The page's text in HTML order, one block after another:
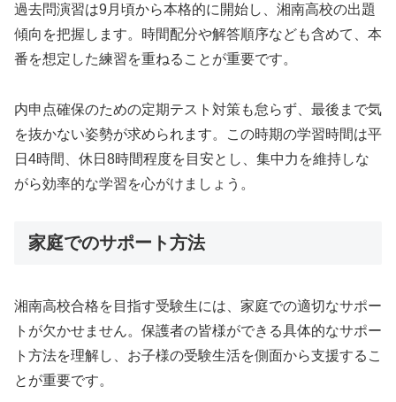
過去問演習は9月頃から本格的に開始し、湘南高校の出題
傾向を把握します。時間配分や解答順序なども含めて、本
番を想定した練習を重ねることが重要です。
内申点確保のための定期テスト対策も怠らず、最後まで気
を抜かない姿勢が求められます。この時期の学習時間は平
日4時間、休日8時間程度を目安とし、集中力を維持しな
がら効率的な学習を心がけましょう。
家庭でのサポート方法
湘南高校合格を目指す受験生には、家庭での適切なサポー
トが欠かせません。保護者の皆様ができる具体的なサポー
ト方法を理解し、お子様の受験生活を側面から支援するこ
とが重要です。